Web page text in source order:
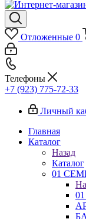
Отложенные 0
Телефоны
+7 (923) 775-72-33
Личный
Главная
Каталог
Назад
Каталог
01